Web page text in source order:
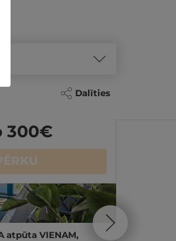
Dalīties
300€
atpūta VIENAM,